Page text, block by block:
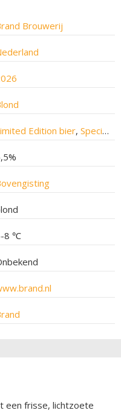
Brouwerij
Edition bier, Speciaalbier
8 ℃
een frisse, lichtzoete